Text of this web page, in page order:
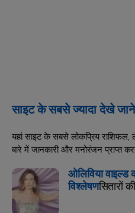
साइट के सबसे ज्यादा देखे
यहां साइट के सबसे लोकप्रिय राशिफल,
बारे में जानकारी और मनोरंजन प्राप्त
ओलिविया वाइल्ड
विश्लेषणसितारों